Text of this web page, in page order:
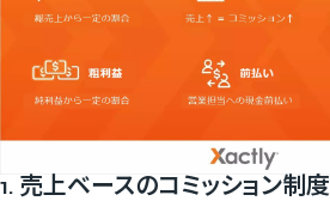
1. 売上ベースのコミッション制度